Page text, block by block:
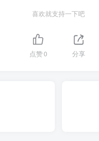
喜欢就支持一下吧
点赞0 分享